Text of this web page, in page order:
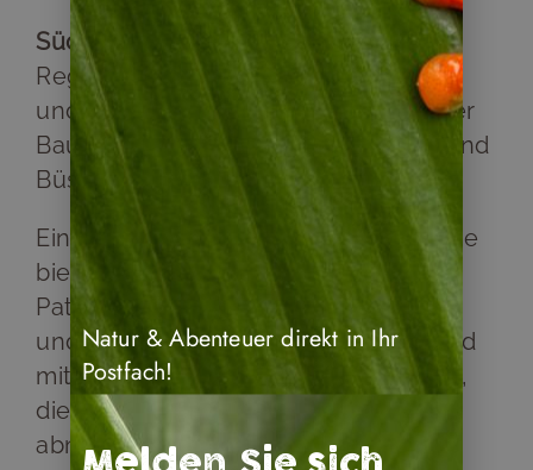
Südlich des Río Colorado
beginnt die
Region
Patagonien
mit ihrer Strauch-
und Wüstensteppe. Hier fehlt jeglicher
Baumwuchs, hauptsächlich Büsche und
Büschelgräser findet man hier vor.
Ein schmaler Streifen der Südkordillere
bietet ein anderes Naturbild in
Patagonien. Hier gibt es fast
undurchdringlichen, kalten Regenwald
mit Ñirre-, Lenga- und Alercebäumen,
die Richtung Feuerland dann weiter
abnehmen.
Natur & Abenteuer direkt in Ihr
Postfach!